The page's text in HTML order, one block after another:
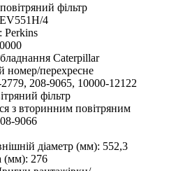
фільтр
4
Perkins
Caterpillar
номер/перехресне
208-9065, 10000-12122
фільтр
з вторинним повітряним
9066
діаметр (мм): 552,3
(мм): 276